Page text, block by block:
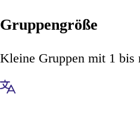
Gruppengröße
Kleine Gruppen mit 1 bis